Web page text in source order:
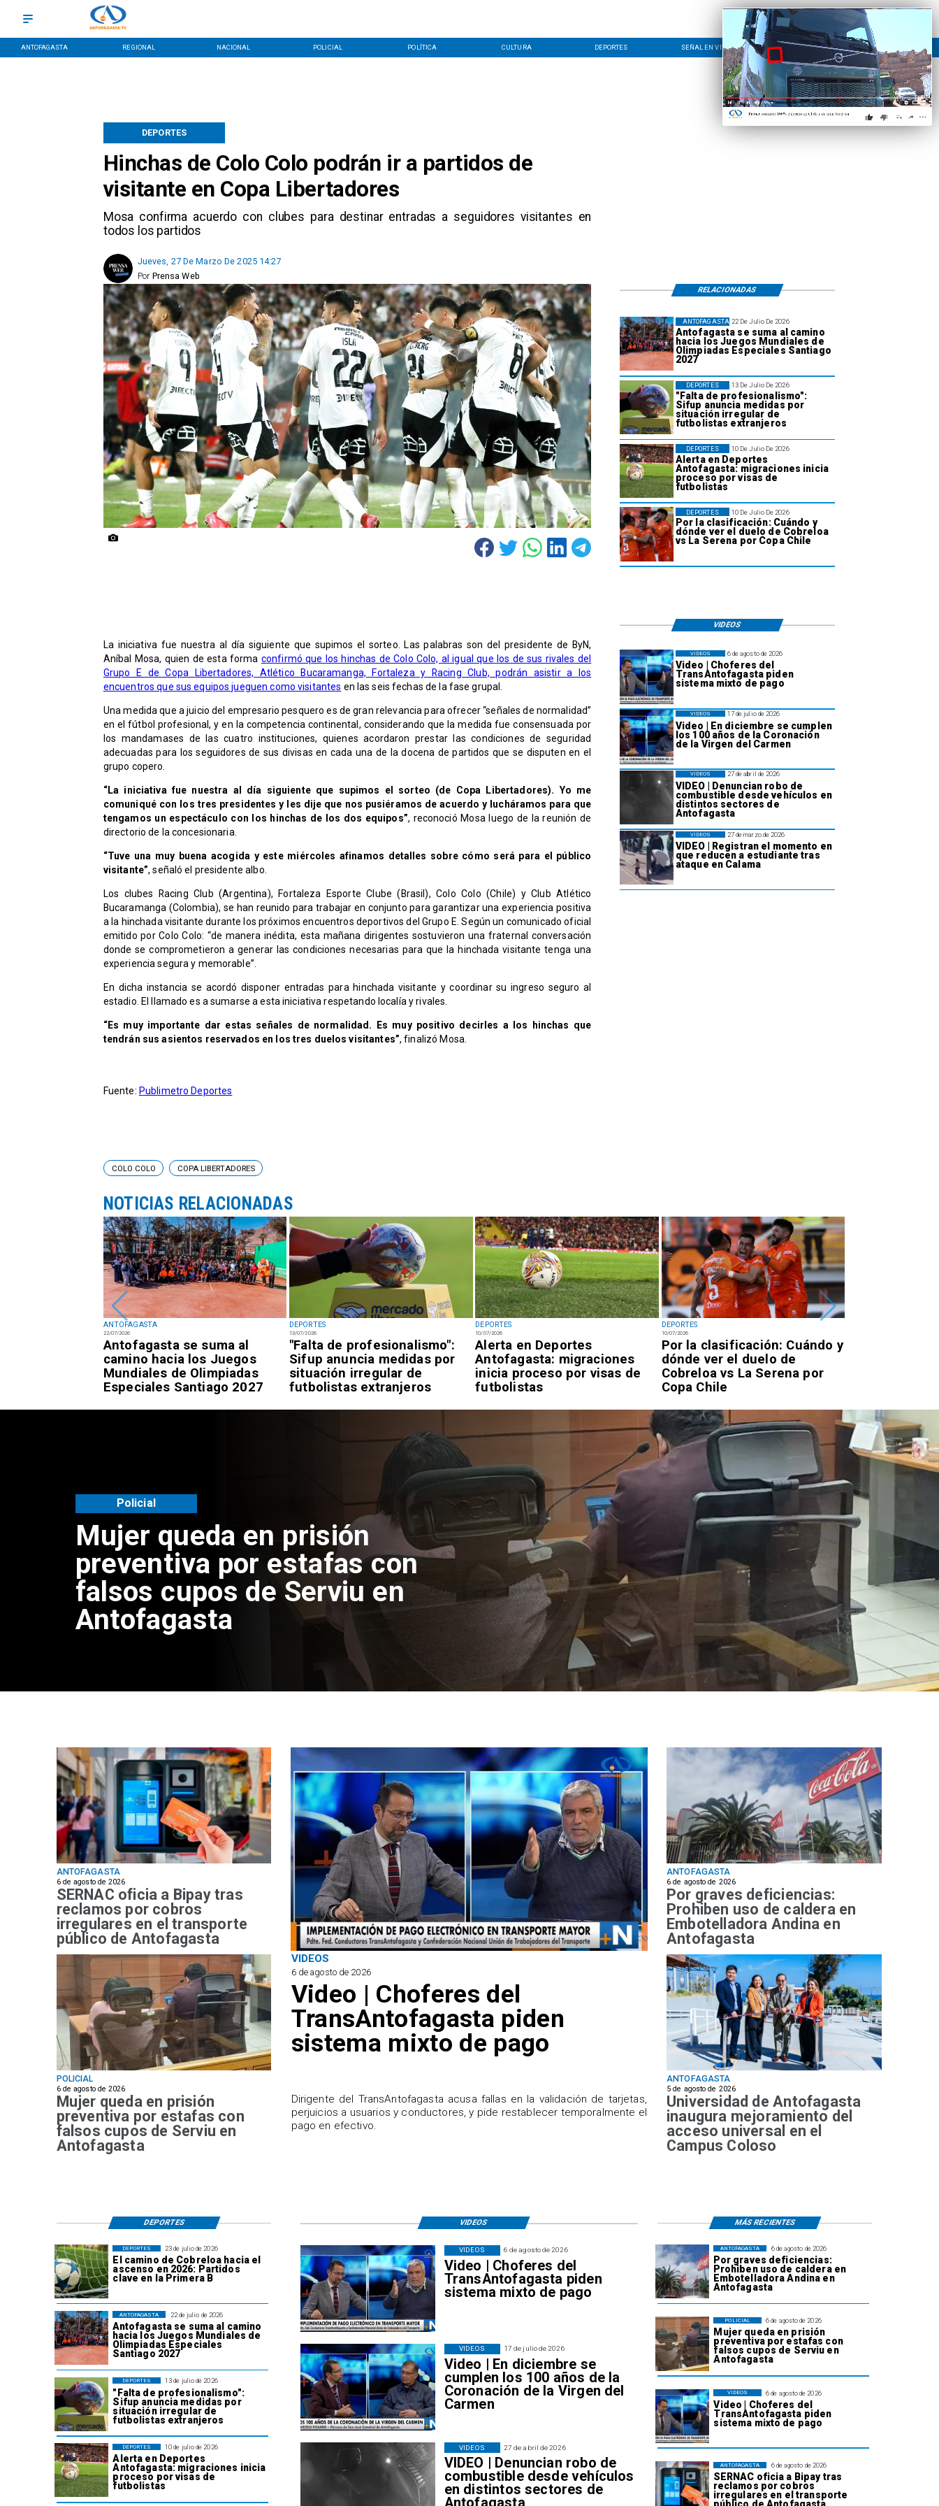
ANTOFAGASTA REGIONAL NACIONAL POLICIAL POLÍTICA CULTURA DEPORTES SEÑAL EN VIVO CONTACTO LÍNEA EDITORIAL
Hinchas de Colo Colo podrán ir a partidos de
visitante en Copa Libertadores
Mosa confirma acuerdo con clubes para destinar entradas a seguidores visitantes en
todos los partidos
DEPORTES
Jueves, 27 De Marzo De 2025 14:27
Prensa Web
Por
22 De Julio De 2026
Antofagasta se suma al camino
hacia los Juegos Mundiales de
Olimpiadas Especiales Santiago
2027
ANTOFAGASTA
13 De Julio De 2026
"Falta de profesionalismo":
Sifup anuncia medidas por
situación irregular de
futbolistas extranjeros
DEPORTES
10 De Julio De 2026
Alerta en Deportes
Antofagasta: migraciones inicia
proceso por visas de
futbolistas
DEPORTES
10 De Julio De 2026
Por la clasificación: Cuándo y
dónde ver el duelo de Cobreloa
vs La Serena por Copa Chile
DEPORTES
RELACIONADAS
La iniciativa fue nuestra al día siguiente que supimos el sorteo. Las palabras son del presidente de ByN,
Aníbal Mosa, quien de esta forma confirmó que los hinchas de Colo Colo, al igual que los de sus rivales del
Grupo E de Copa Libertadores, Atlético Bucaramanga, Fortaleza y Racing Club, podrán asistir a los
encuentros que sus equipos jueguen como visitantes en las seis fechas de la fase grupal.
Una medida que a juicio del empresario pesquero es de gran relevancia para ofrecer “señales de normalidad”
en el fútbol profesional, y en la competencia continental, considerando que la medida fue consensuada por
los mandamases de las cuatro instituciones, quienes acordaron prestar las condiciones de seguridad
adecuadas para los seguidores de sus divisas en cada una de la docena de partidos que se disputen en el
grupo copero.
“La iniciativa fue nuestra al día siguiente que supimos el sorteo (de Copa Libertadores). Yo me
comuniqué con los tres presidentes y les dije que nos pusiéramos de acuerdo y lucháramos para que
tengamos un espectáculo con los hinchas de los dos equipos”, reconoció Mosa luego de la reunión de
directorio de la concesionaria.
“Tuve una muy buena acogida y este miércoles afinamos detalles sobre cómo será para el público
visitante”, señaló el presidente albo.
Los clubes Racing Club (Argentina), Fortaleza Esporte Clube (Brasil), Colo Colo (Chile) y Club Atlético
Bucaramanga (Colombia), se han reunido para trabajar en conjunto para garantizar una experiencia positiva
a la hinchada visitante durante los próximos encuentros deportivos del Grupo E. Según un comunicado oficial
emitido por Colo Colo: “de manera inédita, esta mañana dirigentes sostuvieron una fraternal conversación
donde se comprometieron a generar las condiciones necesarias para que la hinchada visitante tenga una
experiencia segura y memorable”.
En dicha instancia se acordó disponer entradas para hinchada visitante y coordinar su ingreso seguro al
estadio. El llamado es a sumarse a esta iniciativa respetando localía y rivales.
“Es muy importante dar estas señales de normalidad. Es muy positivo decirles a los hinchas que
tendrán sus asientos reservados en los tres duelos visitantes”, finalizó Mosa.
Fuente: Publimetro Deportes
VIDEOS
6 de agosto de 2026
Video | Choferes del
TransAntofagasta piden
sistema mixto de pago
VIDEOS
17 de julio de 2026
Video | En diciembre se cumplen
los 100 años de la Coronación
de la Virgen del Carmen
VIDEOS
27 de abril de 2026
VIDEO | Denuncian robo de
combustible desde vehículos en
distintos sectores de
Antofagasta
VIDEOS
27 de marzo de 2026
VIDEO | Registran el momento en
que reducen a estudiante tras
ataque en Calama
VIDEOS
ANTOFAGASTA
22/07/2026
Antofagasta se suma al
camino hacia los Juegos
Mundiales de Olimpiadas
Especiales Santiago 2027
DEPORTES
13/07/2026
"Falta de profesionalismo":
Sifup anuncia medidas por
situación irregular de
futbolistas extranjeros
DEPORTES
10/07/2026
Alerta en Deportes
Antofagasta: migraciones
inicia proceso por visas de
futbolistas
DEPORTES
10/07/2026
Por la clasificación: Cuándo y
dónde ver el duelo de
Cobreloa vs La Serena por
Copa Chile
COLO COLO COPA LIBERTADORES
NOTICIAS RELACIONADAS
Mujer queda en prisión
preventiva por estafas con
falsos cupos de Serviu en
Antofagasta
Policial
ANTOFAGASTA
6 de agosto de 2026
SERNAC oficia a Bipay tras
reclamos por cobros
irregulares en el transporte
público de Antofagasta
VIDEOS
6 de agosto de 2026
Video | Choferes del
TransAntofagasta piden
sistema mixto de pago
​Dirigente del TransAntofagasta acusa fallas en la validación de tarjetas,
perjuicios a usuarios y conductores, y pide restablecer temporalmente el
pago en efectivo.
POLICIAL
6 de agosto de 2026
Mujer queda en prisión
preventiva por estafas con
falsos cupos de Serviu en
Antofagasta
ANTOFAGASTA
6 de agosto de 2026
Por graves deficiencias:
Prohiben uso de caldera en
Embotelladora Andina en
Antofagasta
ANTOFAGASTA
5 de agosto de 2026
Universidad de Antofagasta
inaugura mejoramiento del
acceso universal en el
Campus Coloso
6 de agosto de 2026
Por graves deficiencias:
Prohiben uso de caldera en
Embotelladora Andina en
Antofagasta
ANTOFAGASTA
6 de agosto de 2026
Mujer queda en prisión
preventiva por estafas con
falsos cupos de Serviu en
Antofagasta
POLICIAL
6 de agosto de 2026
Video | Choferes del
TransAntofagasta piden
sistema mixto de pago
VIDEOS
6 de agosto de 2026
SERNAC oficia a Bipay tras
reclamos por cobros
irregulares en el transporte
ANTOFAGASTA
23 de julio de 2026
El camino de Cobreloa hacia el
ascenso en 2026: Partidos
clave en la Primera B
DEPORTES
22 de julio de 2026
Antofagasta se suma al camino
hacia los Juegos Mundiales de
Olimpiadas Especiales
Santiago 2027
ANTOFAGASTA
13 de julio de 2026
"Falta de profesionalismo":
Sifup anuncia medidas por
situación irregular de
futbolistas extranjeros
DEPORTES
10 de julio de 2026
Alerta en Deportes
Antofagasta: migraciones inicia
proceso por visas de
futbolistas
DEPORTES
6 de agosto de 2026
Video | Choferes del
TransAntofagasta piden
sistema mixto de pago
VIDEOS
17 de julio de 2026
Video | En diciembre se
cumplen los 100 años de la
Coronación de la Virgen del
Carmen
VIDEOS
27 de abril de 2026
VIDEO | Denuncian robo de
combustible desde vehículos
en distintos sectores de
VIDEOS
VIDEOS
DEPORTES MÁS RECIENTES